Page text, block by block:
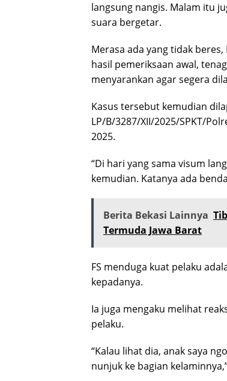
langsung nangis. Malam itu
suara bergetar.
Merasa ada yang tidak
hasil pemeriksaan awal,
menyarankan agar segera
Kasus tersebut kemudian
LP/B/3287/XII/2025/SPKT/
2025.
“Di hari yang sama visum
kemudian. Katanya ada
Berita Bekasi Lainnya
Termuda Jawa Barat
FS menduga kuat pelaku
kepadanya.
Ia juga mengaku melihat
pelaku.
“Kalau lihat dia, anak saya
nunjuk ke bagian